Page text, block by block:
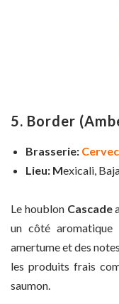
5. Border
Brasserie:
Lieu: Mexicali,
Le houblon Cascade
un côté aromatique
amertume et des
les produits frais
saumon.